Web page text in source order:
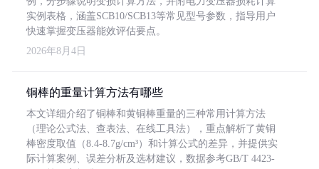
实例表格，涵盖SCB10/SCB13等常见型号参数，指导用户
快速掌握变压器能效评估要点。
2026年8月4日
铜棒的重量计算方法有哪些
本文详细介绍了铜棒和黄铜棒重量的三种常用计算方法
（理论公式法、查表法、在线工具法），重点解析了黄铜
棒密度取值（8.4-8.7g/cm³）和计算公式的差异，并提供实
际计算案例、误差分析及选材建议，数据参考GB/T 4423-